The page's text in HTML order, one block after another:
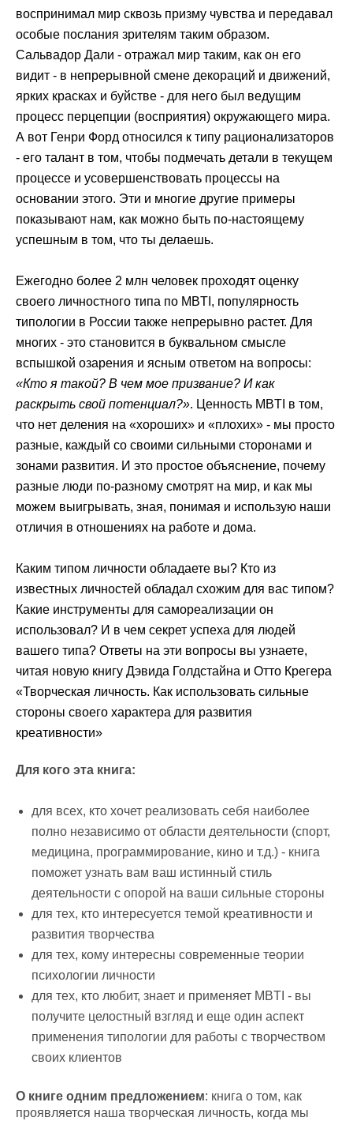
воспринимал мир сквозь призму чувства и передавал
особые послания зрителям таким образом.
Сальвадор Дали - отражал мир таким, как он его
видит - в непрерывной смене декораций и движений,
ярких красках и буйстве - для него был ведущим
процесс перцепции (восприятия) окружающего мира.
А вот Генри Форд относился к типу рационализаторов
- его талант в том, чтобы подмечать детали в текущем
процессе и усовершенствовать процессы на
основании этого. Эти и многие другие примеры
показывают нам, как можно быть по-настоящему
успешным в том, что ты делаешь.
Ежегодно более 2 млн человек проходят оценку
своего личностного типа по MBTI, популярность
типологии в России также непрерывно растет. Для
многих - это становится в буквальном смысле
вспышкой озарения и ясным ответом на вопросы:
«Кто я такой? В чем мое призвание? И как
раскрыть свой потенциал?». Ценность MBTI в том,
что нет деления на «хороших» и «плохих» - мы просто
разные, каждый со своими сильными сторонами и
зонами развития. И это простое объяснение, почему
разные люди по-разному смотрят на мир, и как мы
можем выигрывать, зная, понимая и использую наши
отличия в отношениях на работе и дома.
Каким типом личности обладаете вы? Кто из
известных личностей обладал схожим для вас типом?
Какие инструменты для самореализации он
использовал? И в чем секрет успеха для людей
вашего типа? Ответы на эти вопросы вы узнаете,
читая новую книгу Дэвида Голдстайна и Отто Крегера
«Творческая личность. Как использовать сильные
стороны своего характера для развития
креативности»
Для кого эта книга:
для всех, кто хочет реализовать себя наиболее
полно независимо от области деятельности (спорт,
медицина, программирование, кино и т.д.) - книга
поможет узнать вам ваш истинный стиль
деятельности с опорой на ваши сильные стороны
для тех, кто интересуется темой креативности и
развития творчества
для тех, кому интересны современные теории
психологии личности
для тех, кто любит, знает и применяет MBTI - вы
получите целостный взгляд и еще один аспект
применения типологии для работы с творчеством
своих клиентов
О книге одним предложением: книга о том, как
проявляется наша творческая личность, когда мы